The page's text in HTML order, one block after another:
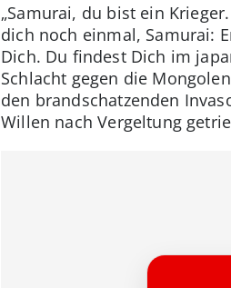
„Samurai, du bist ein
dich noch einmal, Samurai:
Dich. Du findest Dich im
Schlacht gegen die
den brandschatzenden
Willen nach Vergeltung